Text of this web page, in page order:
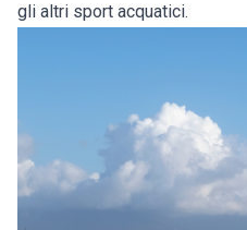
gli altri sport acquatici.